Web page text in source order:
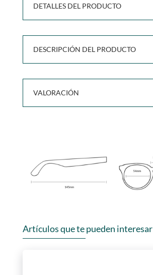
DETALLES DEL PRODUCTO
DESCRIPCIÓN DEL PRODUCTO
VALORACIÓN
Artículos que te pueden interesar